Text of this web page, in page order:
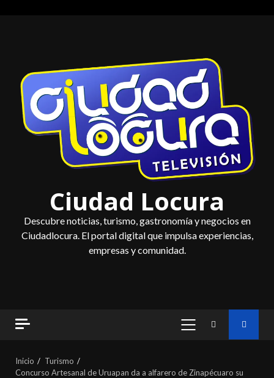
Ciudad Locura
Descubre noticias, turismo, gastronomía y negocios en
Ciudadlocura. El portal digital que impulsa experiencias,
empresas y comunidad.
MENÚ
Inicio
Turismo
Concurso Artesanal de Uruapan da a alfarero de Zinapécuaro su